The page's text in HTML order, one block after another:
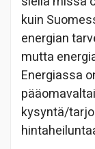
kuin
energian
mutta
Energiassa
kysyntä/